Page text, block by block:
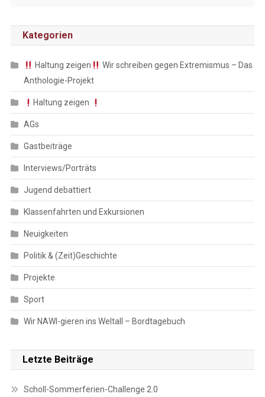
Kategorien
Haltung zeigen
Wir schreiben gegen Extremismus – Das
Anthologie-Projekt
Haltung zeigen
AGs
Gastbeiträge
Interviews/Porträts
Jugend debattiert
Klassenfahrten und Exkursionen
Neuigkeiten
Politik & (Zeit)Geschichte
Projekte
Sport
Wir NAWI-gieren ins Weltall – Bordtagebuch
Letzte Beiträge
Scholl-Sommerferien-Challenge 2.0